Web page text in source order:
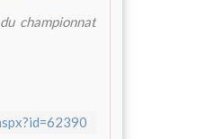
championnat